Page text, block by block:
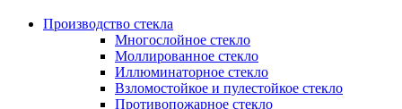
Производство стекла
Многослойное стекло
Моллированное стекло
Иллюминаторное стекло
Взломостойкое и пулестойкое стекло
Противопожарное стекло